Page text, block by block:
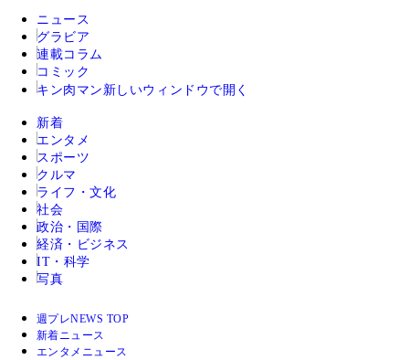
ニュース
グラビア
連載コラム
コミック
キン肉マン 新しいウィンドウで開く
新着
エンタメ
スポーツ
クルマ
ライフ・文化
社会
政治・国際
経済・ビジネス
IT・科学
写真
週プレNEWS TOP
新着ニュース
エンタメニュース